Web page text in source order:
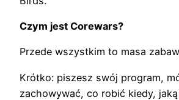
Czym jest Corewars?
Przede wszystkim to masa
Krótko: piszesz swój program,
zachowywać, co robić kiedy,